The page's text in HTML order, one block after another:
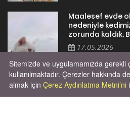
Maalesef evde
nedeniyle
zorunda kaldık.
17.05.2026
Sitemizde ve uygulamamızda gerekli
kullanılmaktadır. Çerezler hakkında
almak için Çerez Aydınlatma Metni’ni